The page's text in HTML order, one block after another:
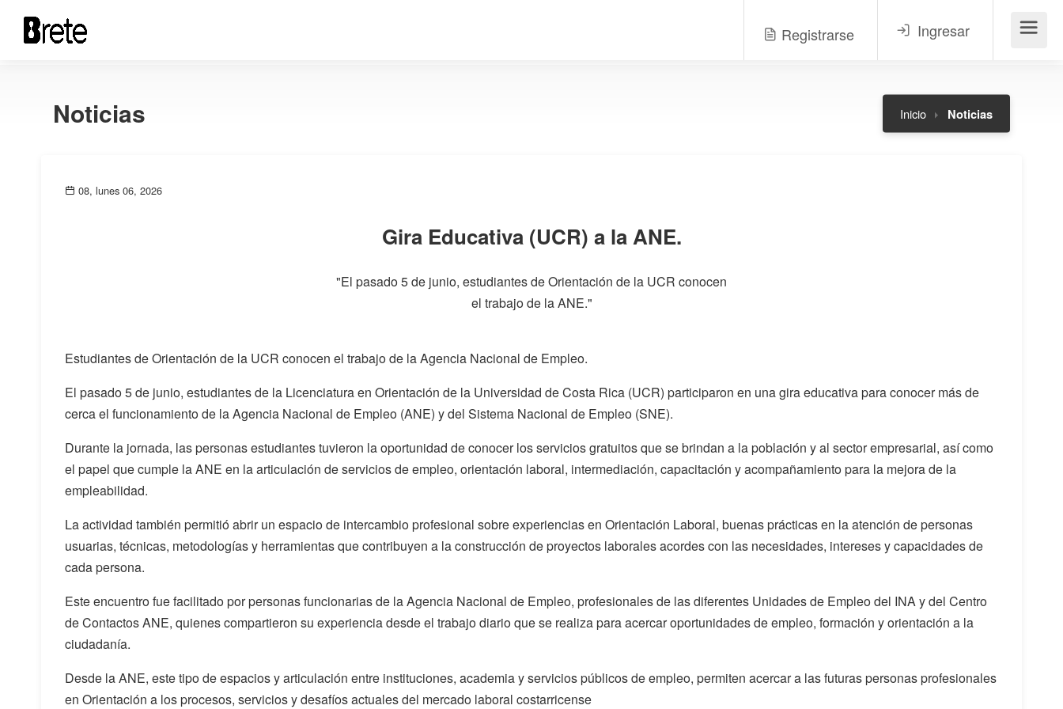
Registrarse Ingresar Menú
Noticias Inicio Noticias
08, lunes 06, 2026
Gira Educativa (UCR) a la ANE.
"El pasado 5 de junio, estudiantes de Orientación de la UCR conocen
el trabajo de la ANE."
Estudiantes de Orientación de la UCR conocen el trabajo de la Agencia Nacional de Empleo.
El pasado 5 de junio, estudiantes de la Licenciatura en Orientación de la Universidad de Costa Rica (UCR) participaron en una gira educativa para conocer más de
cerca el funcionamiento de la Agencia Nacional de Empleo (ANE) y del Sistema Nacional de Empleo (SNE).
Durante la jornada, las personas estudiantes tuvieron la oportunidad de conocer los servicios gratuitos que se brindan a la población y al sector empresarial, así como
el papel que cumple la ANE en la articulación de servicios de empleo, orientación laboral, intermediación, capacitación y acompañamiento para la mejora de la
empleabilidad.
La actividad también permitió abrir un espacio de intercambio profesional sobre experiencias en Orientación Laboral, buenas prácticas en la atención de personas
usuarias, técnicas, metodologías y herramientas que contribuyen a la construcción de proyectos laborales acordes con las necesidades, intereses y capacidades de
cada persona.
Este encuentro fue facilitado por personas funcionarias de la Agencia Nacional de Empleo, profesionales de las diferentes Unidades de Empleo del INA y del Centro
de Contactos ANE, quienes compartieron su experiencia desde el trabajo diario que se realiza para acercar oportunidades de empleo, formación y orientación a la
ciudadanía.
Desde la ANE, este tipo de espacios y articulación entre instituciones, academia y servicios públicos de empleo, permiten acercar a las futuras personas profesionales
en Orientación a los procesos, servicios y desafíos actuales del mercado laboral costarricense